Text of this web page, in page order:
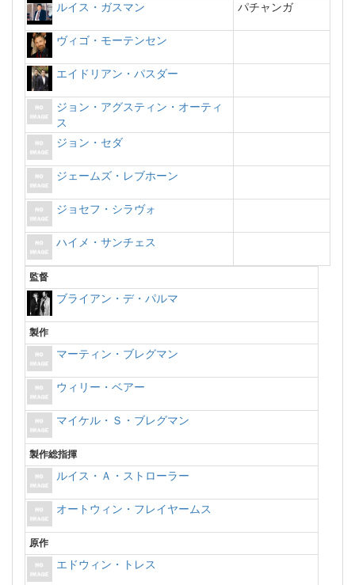
ルイス・ガスマン パチャンガ
ヴィゴ・モーテンセン
エイドリアン・パスダー
ジョン・アグスティン・オーティ
ス
ジョン・セダ
ジェームズ・レブホーン
ジョセフ・シラヴォ
ハイメ・サンチェス
監督
ブライアン・デ・パルマ
製作
マーティン・ブレグマン
ウィリー・ベアー
マイケル・Ｓ・ブレグマン
製作総指揮
ルイス・Ａ・ストローラー
オートウィン・フレイヤームス
原作
エドウィン・トレス